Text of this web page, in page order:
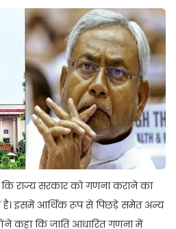
राज्य सरकार को गणना कराने का
है। इसमें आर्थिक रूप से पिछड़े समेत अन्य
कहा कि जाति आधारित गणना में